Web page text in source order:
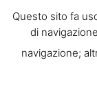
Tag:
Questo sito fa
di
navigazione;